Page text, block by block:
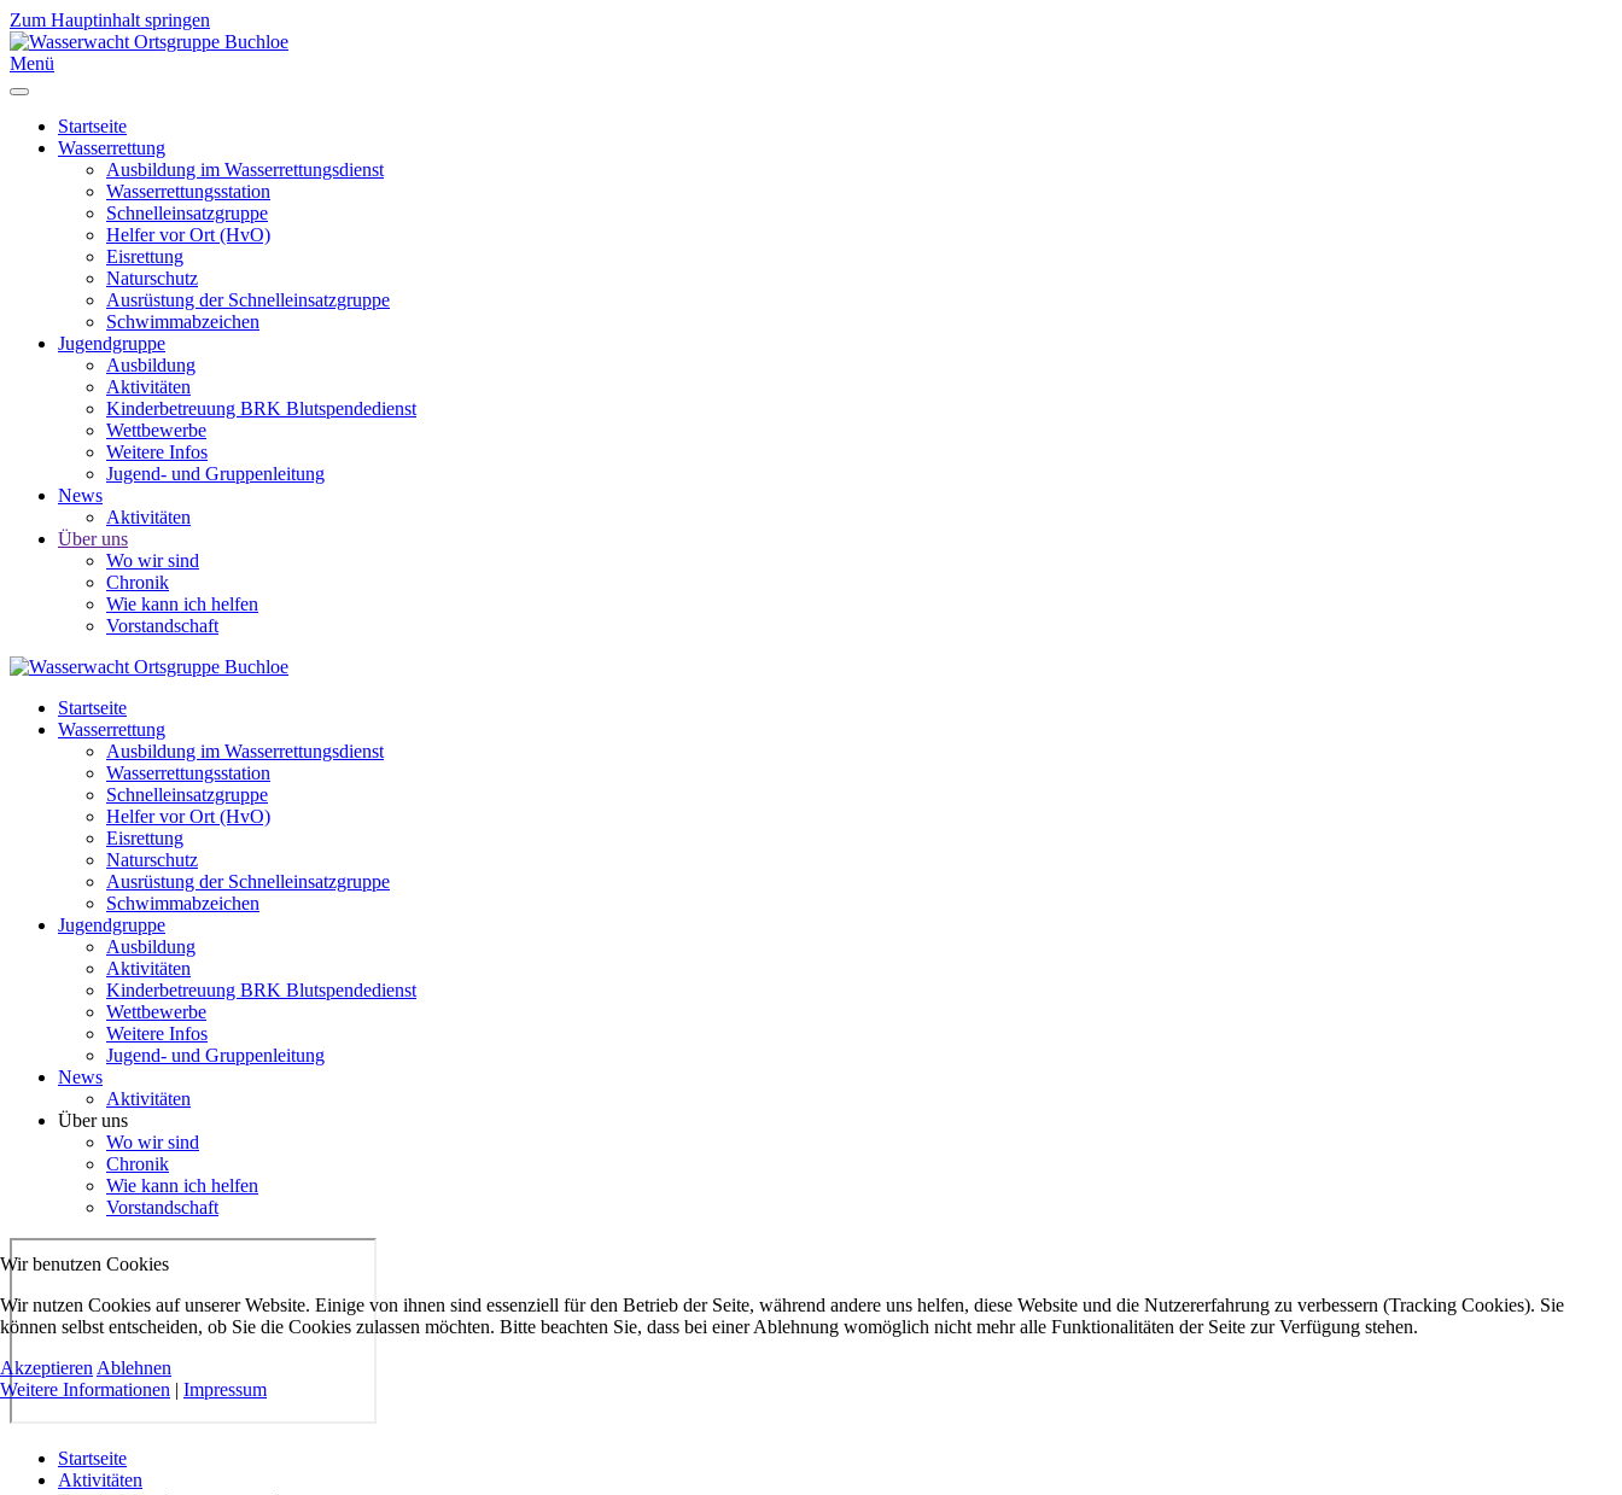
Zum Hauptinhalt springen
Menü
Startseite
Wasserrettung
Ausbildung im Wasserrettungsdienst
Wasserrettungsstation
Schnelleinsatzgruppe
Helfer vor Ort (HvO)
Eisrettung
Naturschutz
Ausrüstung der Schnelleinsatzgruppe
Schwimmabzeichen
Jugendgruppe
Ausbildung
Aktivitäten
Kinderbetreuung BRK Blutspendedienst
Wettbewerbe
Weitere Infos
Jugend- und Gruppenleitung
News
Aktivitäten
Über uns
Wo wir sind
Chronik
Wie kann ich helfen
Vorstandschaft
Startseite
Wasserrettung
Ausbildung im Wasserrettungsdienst
Wasserrettungsstation
Schnelleinsatzgruppe
Helfer vor Ort (HvO)
Eisrettung
Naturschutz
Ausrüstung der Schnelleinsatzgruppe
Schwimmabzeichen
Jugendgruppe
Ausbildung
Aktivitäten
Kinderbetreuung BRK Blutspendedienst
Wettbewerbe
Weitere Infos
Jugend- und Gruppenleitung
News
Aktivitäten
Über uns
Wo wir sind
Chronik
Wie kann ich helfen
Vorstandschaft
Startseite
Aktivitäten
Wir benutzen Cookies
Wir nutzen Cookies auf unserer Website. Einige von ihnen sind essenziell für den Betrieb der Seite, während andere uns helfen, diese Website und die Nutzererfahrung zu verbessern (Tracking Cookies). Sie
können selbst entscheiden, ob Sie die Cookies zulassen möchten. Bitte beachten Sie, dass bei einer Ablehnung womöglich nicht mehr alle Funktionalitäten der Seite zur Verfügung stehen.
Akzeptieren Ablehnen
Weitere Informationen | Impressum